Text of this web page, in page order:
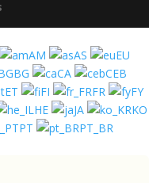
AM AS
EU
BG CA
CEB
ET FI FR
FY
HE JA
KO
PT
PT_BR